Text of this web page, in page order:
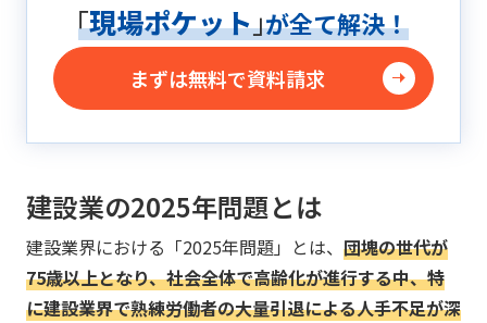
「現場ポケット」
が全て解決！
まずは無料で資料請求
建設業の2025年問題とは
建設業界における「2025年問題」とは、 団塊の世代が
75歳以上となり、社会全体で高齢化が進行する中、特
に建設業界で熟練労働者の大量引退による人手不足が深